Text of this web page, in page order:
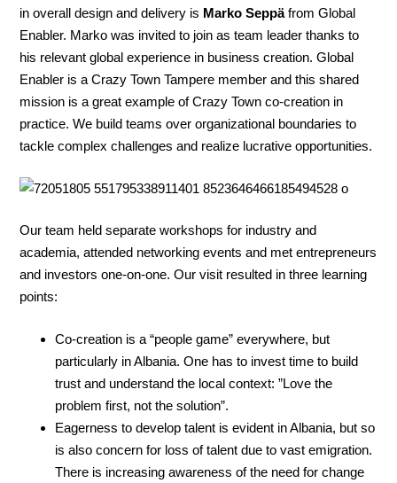
in overall design and delivery is Marko Seppäfrom Global
Enabler. Marko was invited to join as team leader thanks to
his relevant global experience in business creation. Global
Enabler is a Crazy Town Tampere member and this shared
mission is a great example of Crazy Town co-creation in
practice. We build teams over organizational boundaries to
tackle complex challenges and realize lucrative opportunities.
Our team held separate workshops for industry and
academia, attended networking events and met entrepreneurs
and investors one-on-one. Our visit resulted in three learning
points:
Co-creation is a “people game” everywhere, but
particularly in Albania. One has to invest time to build
trust and understand the local context: ”Love the
problem first, not the solution”.
Eagerness to develop talent is evident in Albania, but so
is also concern for loss of talent due to vast emigration.
There is increasing awareness of the need for change